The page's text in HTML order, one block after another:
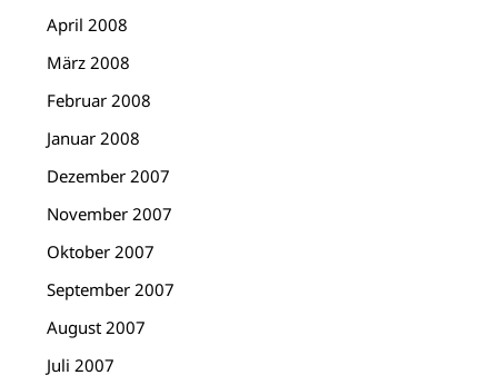
April 2008
März 2008
Februar 2008
Januar 2008
Dezember 2007
November 2007
Oktober 2007
September 2007
August 2007
Juli 2007